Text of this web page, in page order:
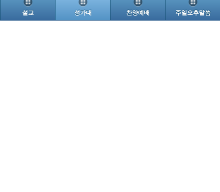
설교 성가대 찬양예배 주일오후말씀